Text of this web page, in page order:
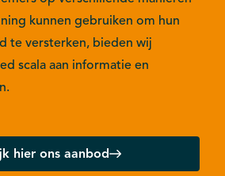
kunnen gebruiken om hun
te versterken, bieden wij
scala aan informatie en
hier ons aanbod